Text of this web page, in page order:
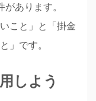
あります。
こと」と「掛金
」です。
しよう